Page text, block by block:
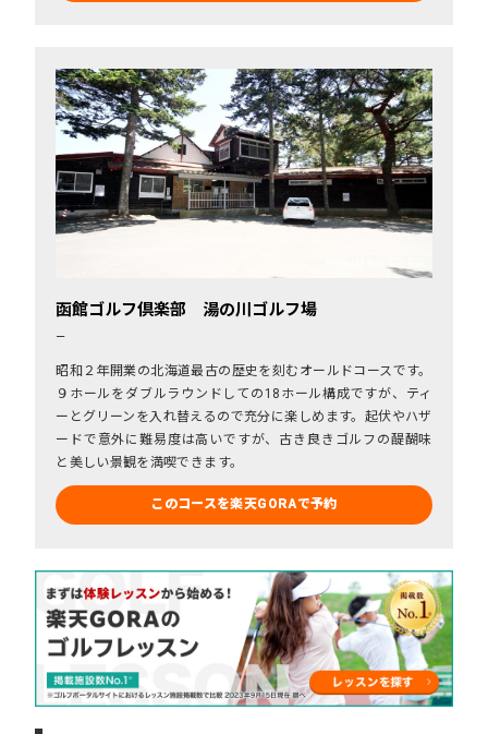
函館ゴルフ倶楽部 湯の川ゴルフ場
－
昭和２年開業の北海道最古の歴史を刻むオールドコースです。
９ホールをダブルラウンドしての18ホール構成ですが、ティ
ーとグリーンを入れ替えるので充分に楽しめます。起伏やハザ
ードで意外に難易度は高いですが、古き良きゴルフの醍醐味
と美しい景観を満喫できます。
このコースを楽天GORAで予約